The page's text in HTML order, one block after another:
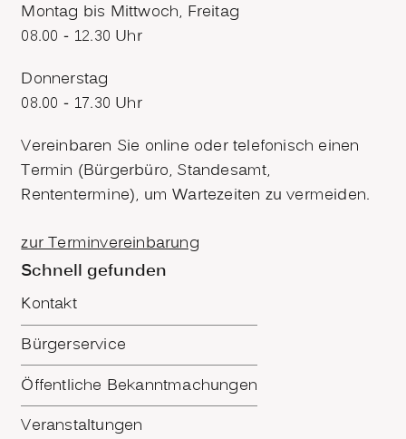
Montag bis Mittwoch, Freitag
08.00 - 12.30 Uhr
Donnerstag
08.00 - 17.30 Uhr
Vereinbaren Sie online oder telefonisch einen
Termin (Bürgerbüro, Standesamt,
Rententermine), um Wartezeiten zu vermeiden.
zur Terminvereinbarung
Schnell gefunden
Kontakt
Bürgerservice
Öffentliche Bekanntmachungen
Veranstaltungen